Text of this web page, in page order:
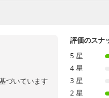
づいています
評価のスナ
5 星
4 星
3 星
2 星